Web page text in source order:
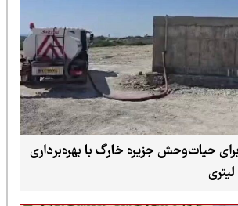
حیات‌وحش جزیره خارگ با بهره‌برداری